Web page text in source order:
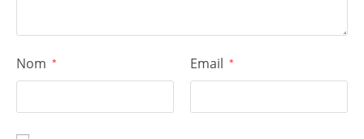
Nom * Email *